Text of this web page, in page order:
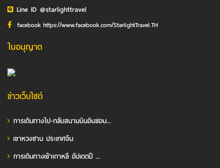
Line ID @starlighttravel
facebook https://www.facebook.com/StarlightTravel.TH
ใบอนุญาต
ข่าวเว็บไซต์
การเดินทางไป-กลับสนามบินอินชอน...
เขาหวงซาน ประเทศจีน
การเดินทางเข้าเกาหลี อัปเดตปี ...